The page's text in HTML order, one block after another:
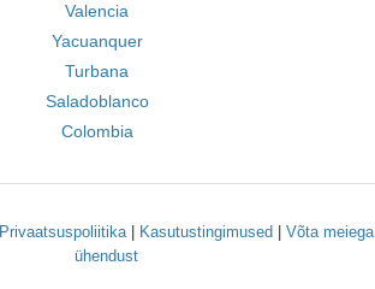
Valencia
Yacuanquer
Turbana
Saladoblanco
Colombia
Privaatsuspoliitika| Kasutustingimused
Võta meiega
ühendust